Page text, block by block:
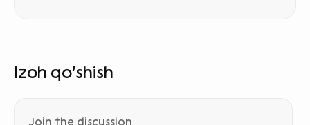
Izoh qo‘shish